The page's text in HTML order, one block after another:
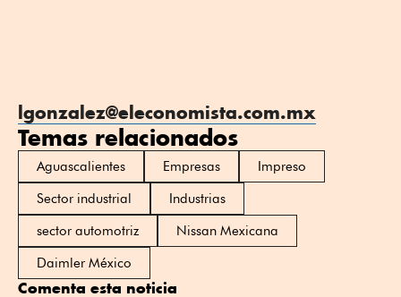
lgonzalez@eleconomista.com.mx
Temas relacionados
Aguascalientes Empresas
Impreso
Sector industrial
Industrias
sector automotriz
Nissan Mexicana
Daimler México
Comenta esta noticia